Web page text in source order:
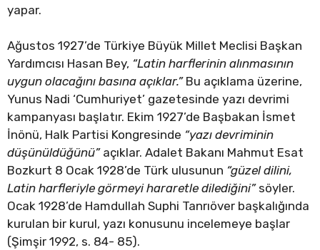
yapar.
Ağustos 1927’de Türkiye Büyük Millet Meclisi Başkan
Yardımcısı Hasan Bey, “Latin harflerinin alınmasının
uygun olacağını basına açıklar.”Bu açıklama üzerine,
Yunus Nadi ‘Cumhuriyet’ gazetesinde yazı devrimi
kampanyası başlatır. Ekim 1927’de Başbakan İsmet
İnönü, Halk Partisi Kongresinde “yazı devriminin
düşünüldüğünü”açıklar. Adalet Bakanı Mahmut Esat
Bozkurt 8 Ocak 1928’de Türk ulusunun “güzel dilini,
Latin harfleriyle görmeyi hararetle dilediğini”söyler.
Ocak 1928’de Hamdullah Suphi Tanrıöver başkalığında
kurulan bir kurul, yazı konusunu incelemeye başlar
(Şimşir 1992, s. 84- 85).